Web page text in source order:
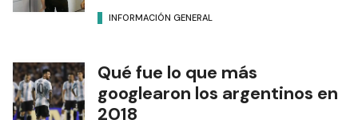
INFORMACIÓN GENERAL
Qué fue lo que más
googlearon los argentinos en
2018